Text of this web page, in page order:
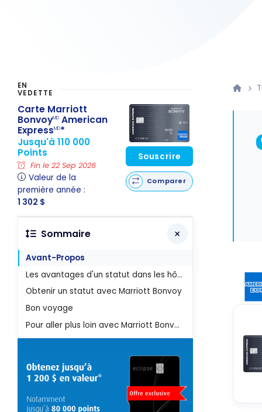
EN
VEDETTE
Carte Marriott
BonvoyMD American
ExpressMD*
Jusqu'à 110 000
Points
Fin le 22 Sep 2026
Valeur de la
première année :
1 302 $
Souscrire
Comparer
Sommaire
Avant-Propos
Les avantages d'un statut dans les hôtels Marriott International
Obtenir un statut avec Marriott Bonvoy
Bon voyage
Pour aller plus loin avec Marriott Bonvoy